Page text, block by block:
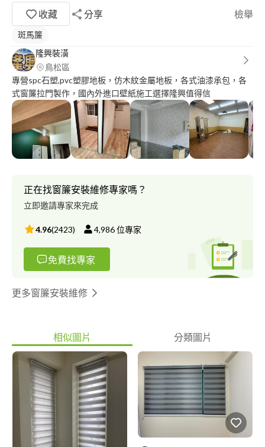
收藏
分享 檢舉
斑馬簾
隆興裝潢
鳥松區
專營spc石塑,pvc塑膠地板，仿木紋金屬地板，各式油漆承包，各
式窗簾拉門製作，國內外進口壁紙施工選擇隆興值得信
正在找窗簾安裝維修專家嗎？
立即邀請專家來完成
4.96(2423) 4,986位專家
免費找專家
更多窗簾安裝維修
相似圖片 分類圖片